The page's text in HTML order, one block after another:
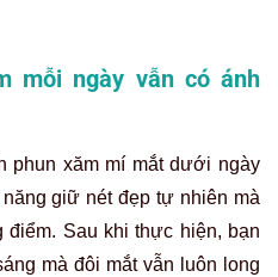
mỗi ngày vẫn có ánh
phun xăm mí mắt dưới ngày
giữ nét đẹp tự nhiên mà
Sau khi thực hiện, bạn
mà đôi mắt vẫn luôn long